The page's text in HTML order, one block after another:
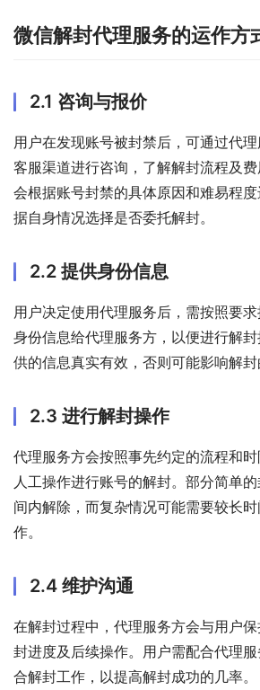
微信解封代理服务的运作方
2.1 咨询与报价
用户在发现账号被封禁后，可通过代
客服渠道进行咨询，了解解封流程及
会根据账号封禁的具体原因和难易程
据自身情况选择是否委托解封。
2.2 提供身份信息
用户决定使用代理服务后，需按照要
身份信息给代理服务方，以便进行解
供的信息真实有效，否则可能影响解封
2.3 进行解封操作
代理服务方会按照事先约定的流程和
人工操作进行账号的解封。部分简单
间内解除，而复杂情况可能需要较长
作。
2.4 维护沟通
在解封过程中，代理服务方会与用户
封进度及后续操作。用户需配合代理
合解封工作，以提高解封成功的几率。